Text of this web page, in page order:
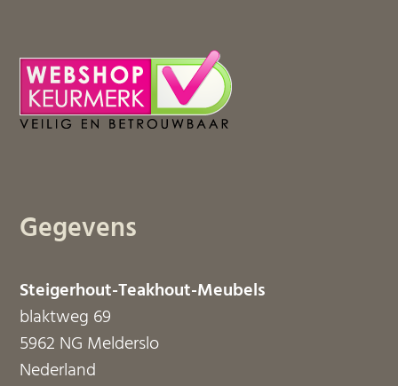
Gegevens
Steigerhout-Teakhout-Meubels
blaktweg 69
5962 NG Melderslo
Nederland